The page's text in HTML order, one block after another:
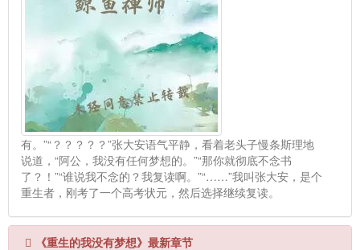
有。”“？？？？？”张大安语气平静，看着老头子慢条斯理地
说道，“阿公，我没有任何梦想的。”“那你就彻底不念书
了？！”“谁说我不念的？我复读啊。”“……”我叫张大安，是个
重生者，刚考了一个高考状元，然后选择继续复读。
《重生的我没有梦想》最新章节